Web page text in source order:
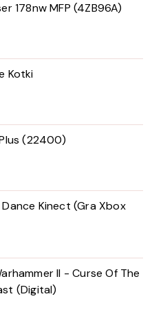
178nw MFP (4ZB96A)
Kotki
(22400)
Kinect (Gra Xbox
II - Curse Of The
(Digital)